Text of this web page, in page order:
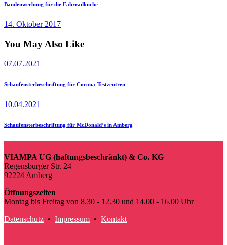
Next
Bandenwerbung für die Fahrradküche
14. Oktober 2017
You May Also Like
07.07.2021
Schaufensterbeschriftung für Corona-Testzentren
10.04.2021
Schaufensterbeschriftung für McDonald’s in Amberg
VIAMPA UG (haftungsbeschränkt) & Co. KG
Regensburger Str. 24
92224 Amberg
Öffnungszeiten
Montag bis Freitag von 8.30 - 12.30 und 14.00 - 16.00 Uhr
Datenschutz • Impressum • Kontakt